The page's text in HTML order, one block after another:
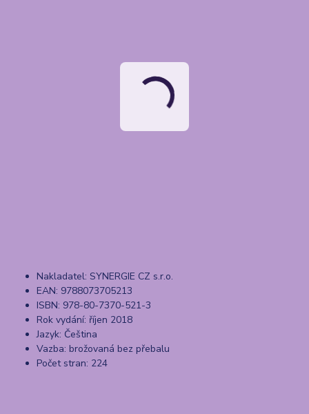
Nakladatel: SYNERGIE CZ s.r.o.
EAN: 9788073705213
ISBN: 978-80-7370-521-3
Rok vydání: říjen 2018
Jazyk: Čeština
Vazba: brožovaná bez přebalu
Počet stran: 224